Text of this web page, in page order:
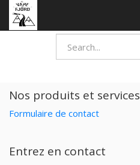
Nos produits et services
Formulaire de contact
Entrez en contact